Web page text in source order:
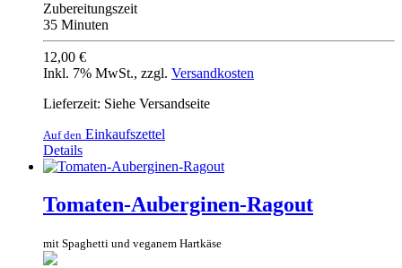
Zubereitungszeit
35 Minuten
12,00 €
Inkl. 7% MwSt., zzgl. Versandkosten
Lieferzeit: Siehe Versandseite
Auf den Einkaufszettel
Details
Tomaten-Auberginen-Ragout
mit Spaghetti und veganem Hartkäse